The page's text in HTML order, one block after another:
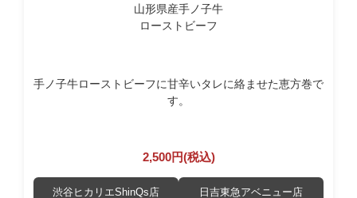
山形県産手ノ子牛
ローストビーフ
手ノ子牛ローストビーフに甘辛いタレに絡ませた恵方巻で
す。
2,500円(税込)
渋谷ヒカリエShinQs店 日吉東急アベニュー店